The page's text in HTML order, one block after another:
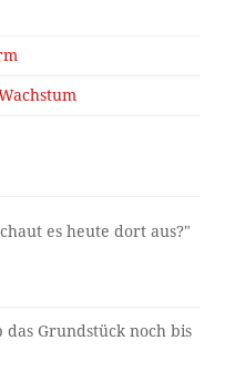
es heute dort aus?"
das Grundstück noch bis